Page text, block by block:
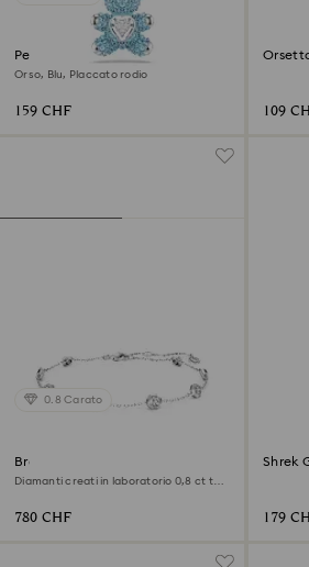
Pendente Teddy
Orso, Blu, Placcato rodio
159 CHF 109
0.8 Carato
Braccialetto Octagon
Diamanti creati in laboratorio 0,8 ct tw,
780 CHF
Shrek
179